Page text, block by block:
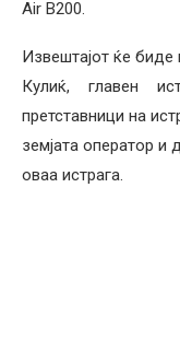
Air B200.
Извештајот ќе
Кулиќ, главен
претставници на
земјата оператор и
оваа истрага.